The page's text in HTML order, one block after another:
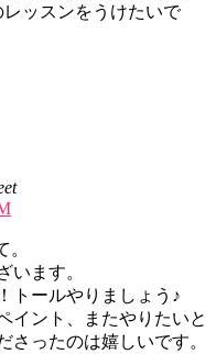
ッスンをうけたいで
います。
トールやりましょう♪
イント、またやりたいと
さったのは嬉しいです。